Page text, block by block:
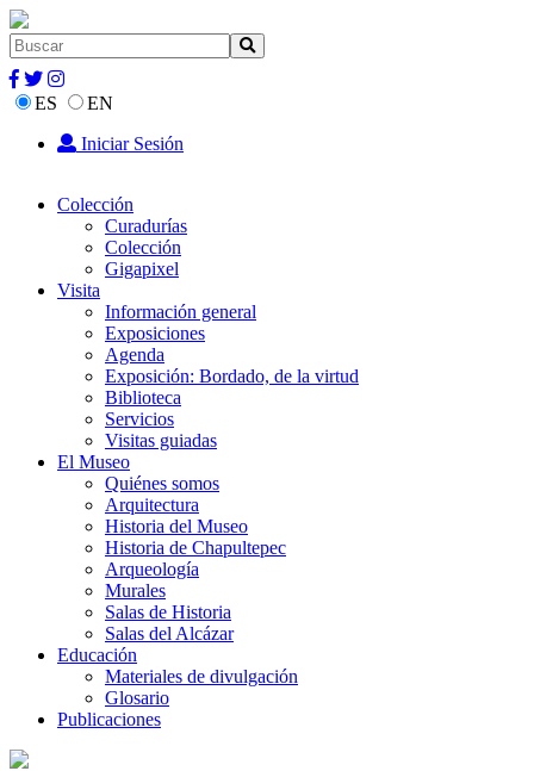
ES
EN
Iniciar Sesión
Colección
Curadurías
Colección
Gigapixel
Visita
Información general
Exposiciones
Agenda
Exposición: Bordado, de la virtud
Biblioteca
Servicios
Visitas guiadas
El Museo
Quiénes somos
Arquitectura
Historia del Museo
Historia de Chapultepec
Arqueología
Murales
Salas de Historia
Salas del Alcázar
Educación
Materiales de divulgación
Glosario
Publicaciones